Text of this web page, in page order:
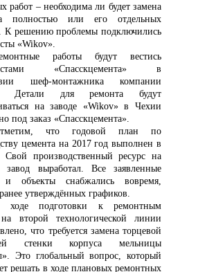
234 50 50
работ – необходима ли будет замена
полностью или его отдельных
К решению проблемы подключились
«Wikov».
работы будут вестись
«Спасскцемента» в
шеф-монтажника компании
Детали для ремонта будут
на заводе «Wikov» в Чехии
под заказ «Спасскцемента».
что годовой план по
цемента на 2017 год выполнен в
Свой производственный ресурс на
завод выработал. Все заявленные
и объекты снабжались вовремя,
утверждённых графиков.
ходе подготовки к ремонтным
второй технологической линии
что требуется замена торцевой
стенки корпуса мельницы
Это глобальный вопрос, который
решать в ходе плановых ремонтных